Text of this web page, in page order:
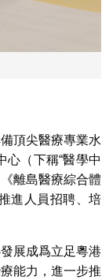
頂尖醫療專業水
（下稱“醫學中
離島醫療綜合體
進人員招聘、培
展成爲立足粵港
能力，進一步推